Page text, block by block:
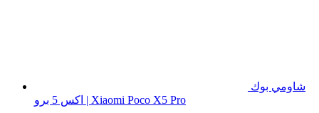
شاومي بوك
اكس 5 برو | Xiaomi Poco X5 Pro